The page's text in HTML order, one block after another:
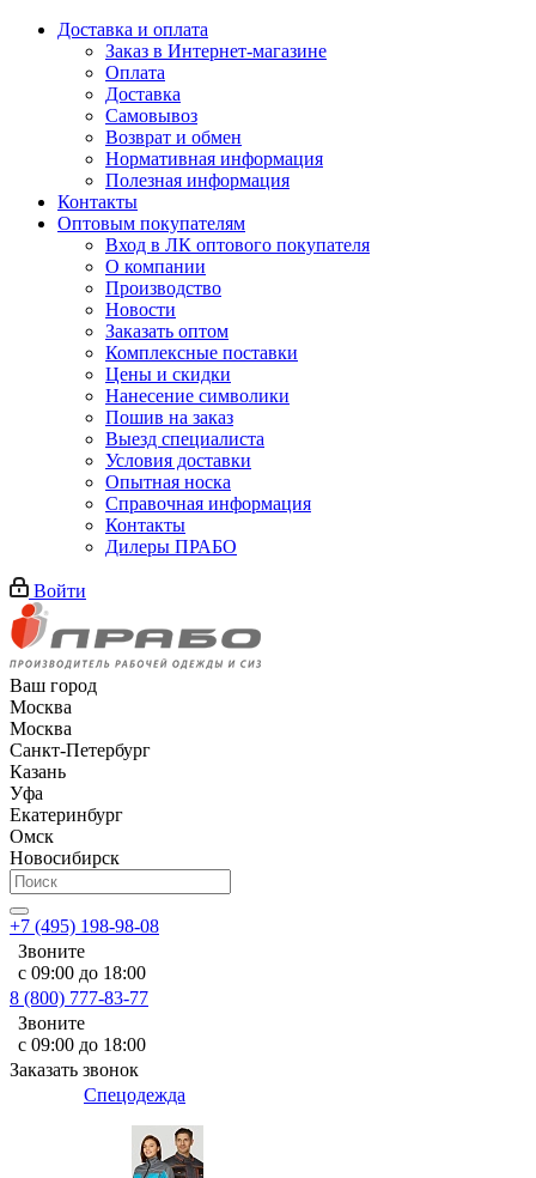
Доставка и оплата
Заказ в Интернет-магазине
Оплата
Доставка
Самовывоз
Возврат и обмен
Нормативная информация
Полезная информация
Контакты
Оптовым покупателям
Вход в ЛК оптового покупателя
О компании
Производство
Новости
Заказать оптом
Комплексные поставки
Цены и скидки
Нанесение символики
Пошив на заказ
Выезд специалиста
Условия доставки
Опытная носка
Справочная информация
Контакты
Дилеры ПРАБО
Войти
Ваш город
Москва
Москва
Санкт-Петербург
Казань
Уфа
Екатеринбург
Омск
Новосибирск
+7 (495) 198-98-08
Звоните
с 09:00 до 18:00
8 (800) 777-83-77
Звоните
с 09:00 до 18:00
Заказать звонок
Спецодежда